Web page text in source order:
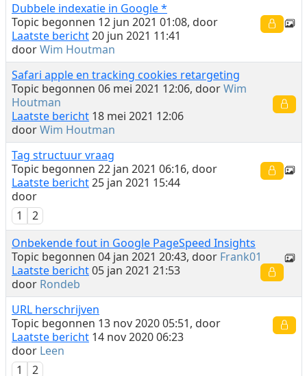
Dubbele indexatie in Google *
Topic begonnen 12 jun 2021 01:08, door
Laatste bericht20 jun 2021 11:41
doorWim Houtman
Safari apple en tracking cookies retargeting
Topic begonnen 06 mei 2021 12:06, doorWim
Houtman
Laatste bericht 18 mei 2021 12:06
doorWim Houtman
Tag structuur vraag
Topic begonnen 22 jan 2021 06:16, door
Laatste bericht25 jan 2021 15:44
door
1
2
Onbekende fout in Google PageSpeed Insights
Topic begonnen 04 jan 2021 20:43, door Frank01
Laatste bericht05 jan 2021 21:53
door Rondeb
URL herschrijven
Topic begonnen 13 nov 2020 05:51, door
Laatste bericht 14 nov 2020 06:23
door Leen
1
2